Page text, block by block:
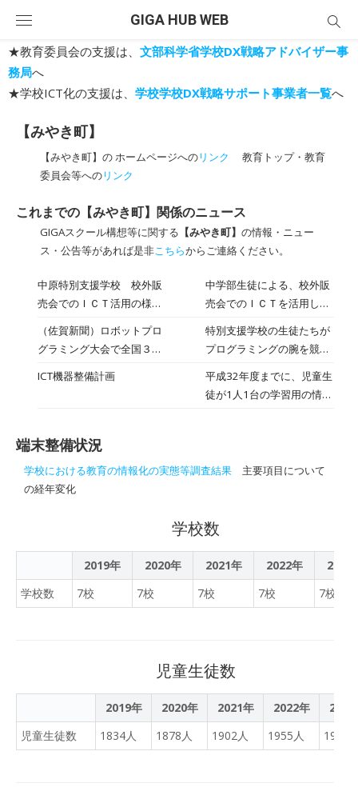
content
GIGA HUB WEB
★教育委員会の支援は、 文部科学省学校DX戦略アドバイザー事
務局へ
★学校ICT化の支援は、 学校学校DX戦略サポート事業者一覧へ
【みやき町】
【みやき町】の ホームページへのリンク
教育トップ・教育
委員会等へのリンク
これまでの【みやき町】関係のニュース
GIGAスクール構想等に関する 【みやき町】 の情報・ニュー
ス・公告等があれば是非こちらからご連絡ください。
中原特別支援学校 校外販
売会でのＩＣＴ活用の様子
中学部生徒による、校外販
売会でのＩＣＴを活用した
チャンネルにアップしまし
た。
（佐賀新聞）ロボットプロ
グラミング大会で全国３
特別支援学校の生徒たちが
プログラミングの腕を競う
選手権２０２１全国大会
（病弱教育部門）」で、み
に動かすことができるよう
ICT機器整備計画
平成32年度までに、児童生
徒が1人1台の学習用の情報
端末整備状況
学校における教育の情報化の実態等調査結果 主要項目について
の経年変化
学校数
2019年 2020年 2021年 2022年
2023
学校数
7校 7校 7校 7校 7校
児童生徒数
2019年 2020年 2021年 2022年
2023
児童生徒数
1834人 1878人 1902人 1955人 1998